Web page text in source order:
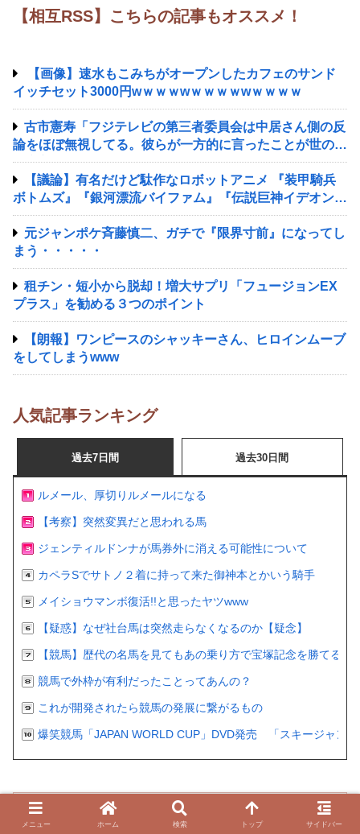
【相互RSS】こちらの記事もオススメ！
【画像】速水もこみちがオープンしたカフェのサンド
イッチセット3000円wｗｗｗwｗｗｗｗwｗｗｗｗ
古市憲寿「フジテレビの第三者委員会は中居さん側の反
論をほぼ無視してる。彼らが一方的に言ったことが世の中
に定着してしまう」
【議論】有名だけど駄作なロボットアニメ 『装甲騎兵
ボトムズ』『銀河漂流バイファム』『伝説巨神イデオン』
『超獣機神ダンクーガ』『銀河疾風サスライガー』
元ジャンポケ斉藤慎二、ガチで『限界寸前』になってし
まう・・・・・
租チン・短小から脱却！増大サプリ‎「フュージョンEX
プラス」を勧める３つのポイント
【朗報】ワンピースのシャッキーさん、ヒロインムーブ
をしてしまうwww
人気記事ランキング
過去7日間 過去30日間
ルメール、厚切りルメールになる
【考察】突然変異だと思われる馬
ジェンティルドンナが馬券外に消える可能性について
カペラSでサトノ２着に持って来た御神本とかいう騎手
メイショウマンボ復活!!と思ったヤツwww
【疑惑】なぜ社台馬は突然走らなくなるのか【疑念】
【競馬】歴代の名馬を見てもあの乗り方で宝塚記念を勝てる
競馬で外枠が有利だったことってあんの？
これが開発されたら競馬の発展に繋がるもの
爆笑競馬「JAPAN WORLD CUP」DVD発売 「スキージャン
【急募】今年のＪＣで逃げる馬
メニュー ホーム 検索 トップ サイドバー